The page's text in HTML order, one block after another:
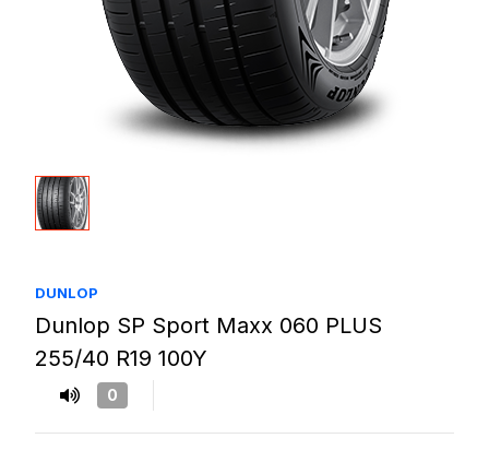
DUNLOP
Dunlop SP Sport Maxx 060 PLUS
255/40 R19 100Y
0